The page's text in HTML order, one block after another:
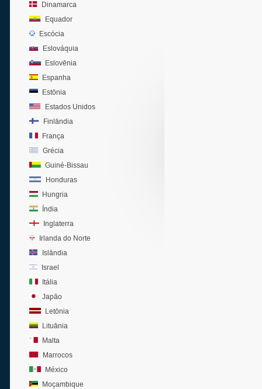
Dinamarca
Equador
Escócia
Eslováquia
Eslovênia
Espanha
Estônia
Estados Unidos
Finlândia
França
Grécia
Guiné-Bissau
Honduras
Hungria
Índia
Inglaterra
Irlanda do Norte
Islândia
Israel
Itália
Japão
Letônia
Lituânia
Malta
Marrocos
México
Moçambique